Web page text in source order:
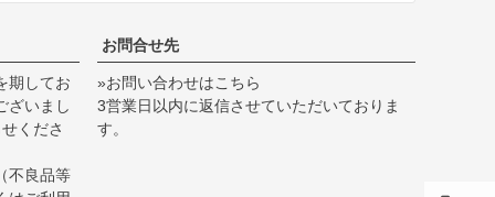
期してお
ざいまし
くださ
不良品等
お問合せ先
»お問い合わせはこちら
3営業日以内に返信させていただいておりま
す。